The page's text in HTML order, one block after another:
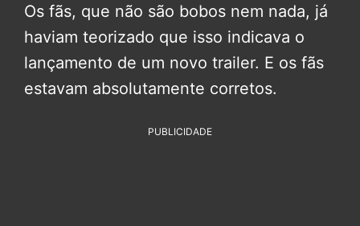
Os fãs, que não são bobos nem nada, já
haviam teorizado que isso indicava o
lançamento de um novo trailer. E os fãs
estavam absolutamente corretos.
PUBLICIDADE